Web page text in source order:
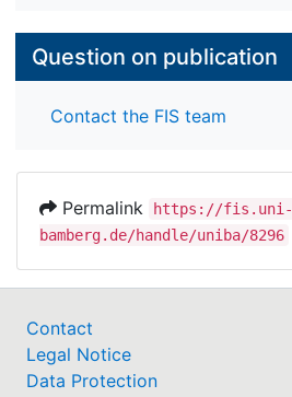
Question on publication
Contact the FIS team
Permalink
https://fis.uni-
bamberg.de/handle/uniba/8296
Contact
Legal Notice
Data Protection